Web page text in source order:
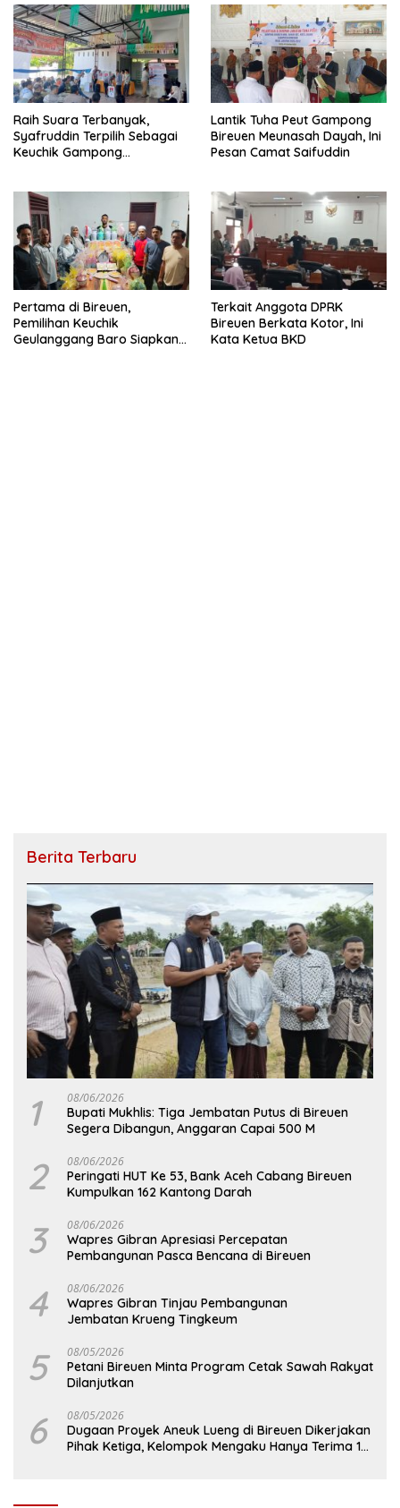
Raih Suara Terbanyak,
Syafruddin Terpilih Sebagai
Keuchik Gampong
Lantik Tuha Peut Gampong
Bireuen Meunasah Dayah, Ini
Pertama di Bireuen,
Pemilihan Keuchik
Geulanggang Baro Siapkan
Terkait Anggota DPRK
Bireuen Berkata Kotor, Ini
Kata Ketua BKD
Berita Terbaru
1 08/06/2026
Bupati Mukhlis: Tiga Jembatan Putus di Bireuen
Segera Dibangun, Anggaran Capai 500 M
2 08/06/2026
Peringati HUT Ke 53, Bank Aceh Cabang Bireuen
Kumpulkan 162 Kantong Darah
3 08/06/2026
Wapres Gibran Apresiasi Percepatan
Pembangunan Pasca Bencana di Bireuen
4 08/06/2026
Wapres Gibran Tinjau Pembangunan
Jembatan Krueng Tingkeum
5 08/05/2026
Petani Bireuen Minta Program Cetak Sawah Rakyat
Dilanjutkan
6 08/05/2026
Dugaan Proyek Aneuk Lueng di Bireuen Dikerjakan
Pihak Ketiga, Kelompok Mengaku Hanya Terima 10